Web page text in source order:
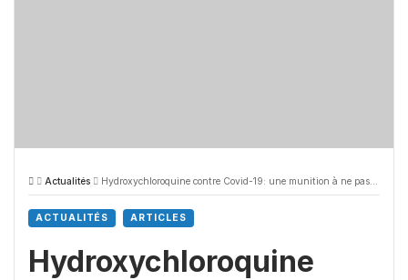
Actualités Hydroxychloroquine contre Covid-19: une munition à ne pas écarter aujourd’hui !
ACTUALITÉS ARTICLES
Hydroxychloroquine